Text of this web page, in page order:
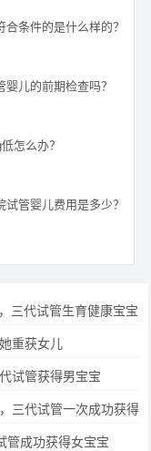
条件的是什么样的？
婴儿的前期检查吗？
怎么办？
管婴儿费用是多少？
三代试管生育健康宝宝
重获女儿
试管获得男宝宝
三代试管一次成功获得
管成功获得女宝宝